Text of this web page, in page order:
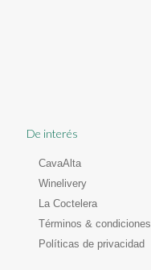
De interés
CavaAlta
Winelivery
La Coctelera
Términos & condiciones
Políticas de privacidad